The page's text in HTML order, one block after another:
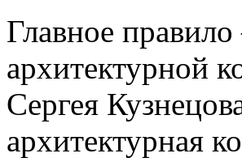
Главное правило
архитектурной
Сергея
архитектурная